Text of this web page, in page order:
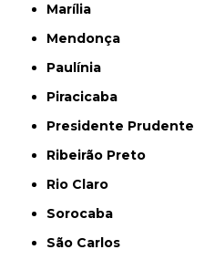
Marília
Mendonça
Paulínia
Piracicaba
Presidente Prudente
Ribeirão Preto
Rio Claro
Sorocaba
São Carlos